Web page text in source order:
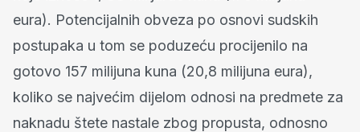
eura). Potencijalnih obveza po osnovi sudskih
postupaka u tom se poduzeću procijenilo na
gotovo 157 milijuna kuna (20,8 milijuna eura),
koliko se najvećim dijelom odnosi na predmete za
naknadu štete nastale zbog propusta, odnosno